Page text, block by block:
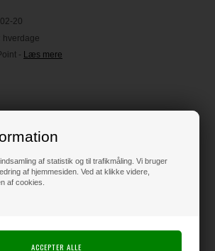
af statistik og til trafikmåling. Vi bruger
af hjemmesiden. Ved at klikke videre,
af cookies.
20
hverdage
- Læs mere